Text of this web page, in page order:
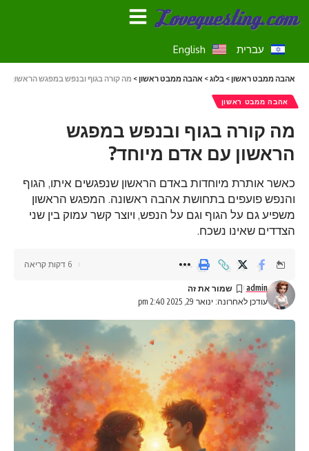
עברית English
אהבה ממבט ראשון > בלוג> אהבה ממבט ראשון > מה קורה בגוף ובנפש במפגש הראשון
אהבה ממבט ראשון
מה קורה בגוף ובנפש במפגש
הראשון עם אדם מיוחד?
כאשר אותרת מיוחדות באדם הראשון שנפגשים איתו, הגוף
והנפש פועפים בתחושת אהבה ראשונה. המפגש הראשון
משפיע גם על הגוף וגם על הנפש, ויוצר קשר עמוק בין שני
הצדדים שאינו נשכח.
עודכן לאחרונה: ינואר 29, 2025 2:40 pm
admin
6 דקות קריאה